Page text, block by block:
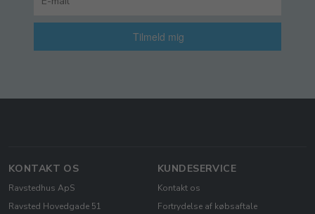
Tilmeld mig
KONTAKT OS
Ravstedhus ApS
Ravsted Hovedgade 51
KUNDESERVICE
Kontakt os
Fortrydelse af købsaftale